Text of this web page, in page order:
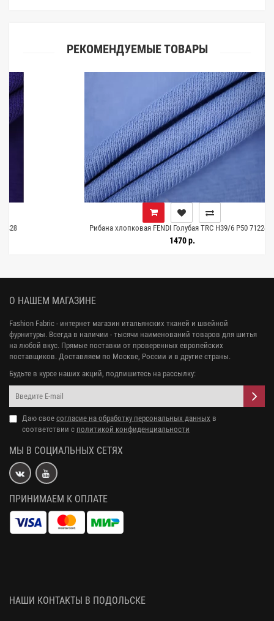
РЕКОМЕНДУЕМЫЕ ТОВАРЫ
Рибана хлопковая FENDI Голубая TRC H39/6 P50 7122427
О НАШЕМ МАГАЗИНЕ
Fashion Fabric - интернет магазин итальянских тканей и швейной
фурнитуры. Всегда в наличии - тысячи наименований товаров для шитья
на любой вкус. Прямые поставки от проверенных европейских
поставщиков. Доставляем по Москве, России и в другие страны.
Будьте в курсе наших акций, подпишитесь на рассылку:
Даю свое согласие на обработку персональных данных в
соответствии с политикой конфиденциальности
МЫ В СОЦИАЛЬНЫХ СЕТЯХ
ПРИНИМАЕМ К ОПЛАТЕ
НАШИ КОНТАКТЫ В ПОДОЛЬСКЕ